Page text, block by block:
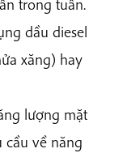
dầu diesel
xăng) hay
lượng mặt
về năng